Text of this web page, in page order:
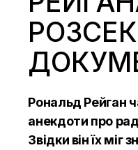
Рональд Рейган
анекдоти про
Звідки він їх міг